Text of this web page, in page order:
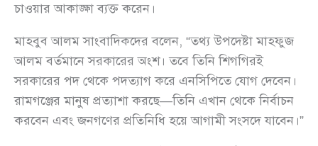
চাওয়ার আকাঙ্ক্ষা ব্যক্ত করেন।
মাহবুব আলম সাংবাদিকদের বলেন, “তথ্য উপদেষ্টা মাহফুজ
আলম বর্তমানে সরকারের অংশ। তবে তিনি শিগগিরই
সরকারের পদ থেকে পদত্যাগ করে এনসিপিতে যোগ দেবেন।
রামগঞ্জের মানুষ প্রত্যাশা করছে—তিনি এখান থেকে নির্বাচন
করবেন এবং জনগণের প্রতিনিধি হয়ে আগামী সংসদে যাবেন।”